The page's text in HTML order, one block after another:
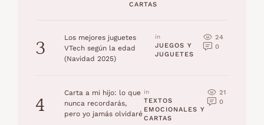
CARTAS
3
Los mejores juguetes
VTech según la edad
(Navidad 2025)
in
JUEGOS Y
JUGUETES
24
0
4
Carta a mi hijo: lo que
nunca recordarás,
pero yo jamás olvidaré
in
TEXTOS
EMOCIONALES Y
CARTAS
21
0